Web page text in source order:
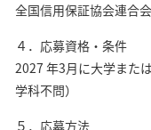
全国信用保証協会連合
４．応募資格・条件
2027 年3月に大学また
学科不問）
５．応募方法